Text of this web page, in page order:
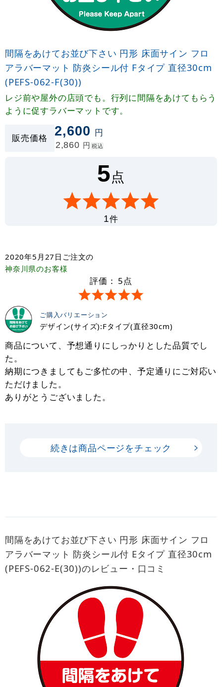
間隔をあけてお並び下さい 円形 床面サイン フロ
アラバーマット 防炎シール付 Fタイプ 直径30cm
(PEFS-062-F(30))
レジ前や屋外の店頭でも。行列に間隔をあけてもらう
ように促すラバーマットです。
販売価格 2,600 円
2,860 円 税込
5点
1件
2020年5月27日 ご注文の
神奈川県のお客様
評価： 5点
ご購入バリエーション
デザイン(サイズ):Fタイプ(直径30cm)
商品について、予想通りにしっかりとした品質でし
た。
納期につきましてもご多忙の中、予定通りにご対応い
ただけました。
ありがとうございました。
続きは商品ページをチェック
間隔をあけてお並び下さい 円形 床面サイン フロ
アラバーマット 防炎シール付 Eタイプ 直径30cm
(PEFS-062-E(30))のレビュー・口コミ